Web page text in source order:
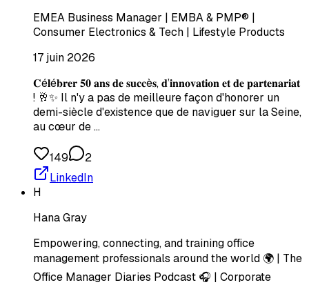
EMEA Business Manager | EMBA & PMP® |
Consumer Electronics & Tech | Lifestyle Products
17 juin 2026
𝐂é𝐥é𝐛𝐫𝐞𝐫 𝟓𝟎 𝐚𝐧𝐬 𝐝𝐞 𝐬𝐮𝐜𝐜è𝐬, 𝐝’𝐢𝐧𝐧𝐨𝐯𝐚𝐭𝐢𝐨𝐧 𝐞𝐭 𝐝𝐞 𝐩𝐚𝐫𝐭𝐞𝐧𝐚𝐫𝐢𝐚𝐭
! 🥂✨ Il n'y a pas de meilleure façon d'honorer un
demi-siècle d'existence que de naviguer sur la Seine,
au cœur de …
149
2
LinkedIn
H
Hana Gray
Empowering, connecting, and training office
management professionals around the world 🌍 | The
Office Manager Diaries Podcast 🎧 | Corporate